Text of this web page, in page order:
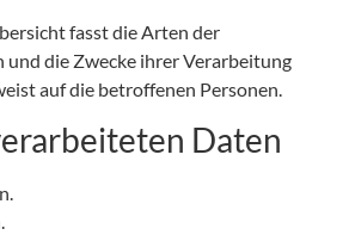
fasst die Arten der
die Zwecke ihrer Verarbeitung
auf die betroffenen Personen.
Daten